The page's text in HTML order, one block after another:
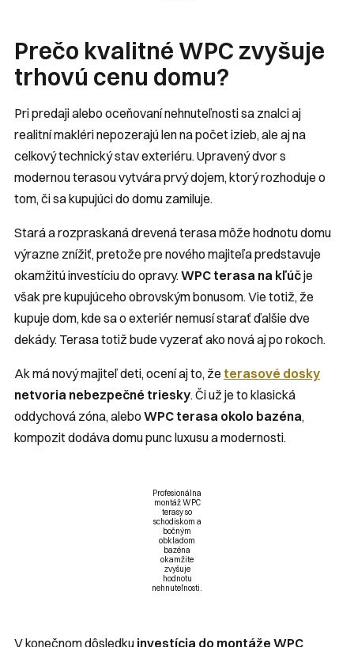
Prečo kvalitné WPC zvyšuje
trhovú cenu domu?
Pri predaji alebo oceňovaní nehnuteľnosti sa znalci aj
realitní makléri nepozerajú len na počet izieb, ale aj na
celkový technický stav exteriéru. Upravený dvor s
modernou terasou vytvára prvý dojem, ktorý rozhoduje o
tom, či sa kupujúci do domu zamiluje.
Stará a rozpraskaná drevená terasa môže hodnotu domu
výrazne znížiť, pretože pre nového majiteľa predstavuje
okamžitú investíciu do opravy.WPC terasa na kľúčje
však pre kupujúceho obrovským bonusom. Vie totiž, že
kupuje dom, kde sa o exteriér nemusí starať ďalšie dve
dekády. Terasa totiž bude vyzerať ako nová aj po rokoch.
Ak má nový majiteľ deti, ocení aj to, že terasové dosky
netvoria nebezpečné triesky. Či už je to klasická
oddychová zóna, aleboWPC terasa okolo bazéna,
kompozit dodáva domu punc luxusu a modernosti.
Profesionálna
montáž WPC
terasy so
schodiskom a
bočným
obkladom
bazéna
okamžite
zvyšuje
hodnotu
nehnuteľnosti.
V konečnom dôsledku investícia do montáže WPC